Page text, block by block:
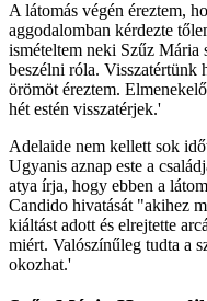
A látomás végén éreztem,
aggodalomban kérdezte
ismételtem neki Szűz
beszélni róla. Visszatértünk
örömöt éreztem.
hét estén visszatérjek.'
Adelaide nem kellett sok
Ugyanis aznap este a
atya írja, hogy ebben a
Candido hivatását "akihez
kiáltást adott és elrejtette
miért. Valószínűleg tudta a
okozhat.'